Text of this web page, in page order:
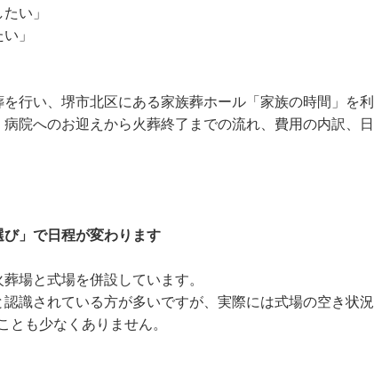
い」
」
行い、堺市北区にある家族葬ホール「家族の時間」を利
院へのお迎えから火葬終了までの流れ、費用の内訳、日
」で日程が変わります
場と式場を併設しています。
識されている方が多いですが、実際には式場の空き状況
も少なくありません。